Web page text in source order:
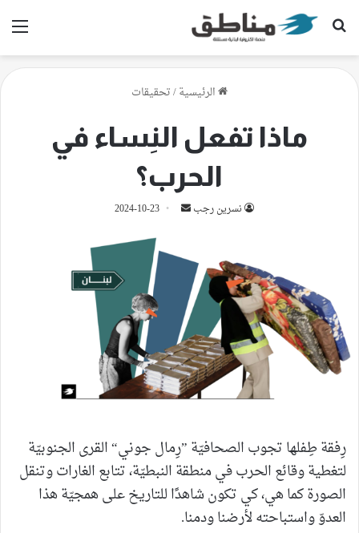
بحث عن
الرئيسية/تحقيقات
ماذا تفعل النِساء في
الحرب؟
نسرين رجب
أرسل
إلكترونيا
2024-10-23
رِفقة طِفلها تجوب الصحافيّة ”رِمال جوني“ القرى الجنوبيّة
لتغطية وقائع الحرب في منطقة النبطيّة، تتابع الغارات وتنقل
الصورة كما هي، كي تكون شاهدًا للتاريخ على همجيّة هذا
العدوّ واستباحته لأرضنا ودمنا.